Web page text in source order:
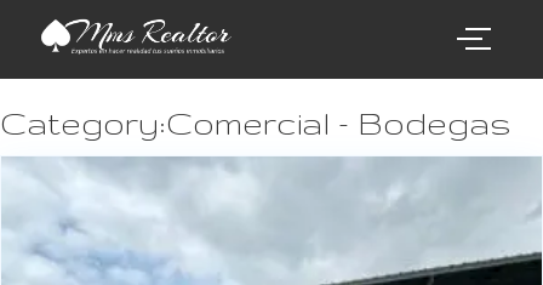
Category:Comercial - Bodegas